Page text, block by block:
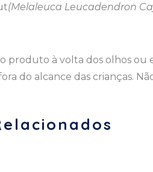
(Melaleuca Leucadendron
produto à volta dos olhos ou
do alcance das crianças.